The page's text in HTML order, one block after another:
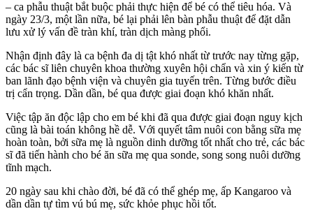
– ca phẫu thuật bắt buộc phải thực hiện để bé có thể tiêu hóa. Và
ngày 23/3, một lần nữa, bé lại phải lên bàn phẫu thuật để đặt dẫn
lưu xử lý vấn đề tràn khí, tràn dịch màng phổi.
Nhận định đây là ca bệnh đa dị tật khó nhất từ trước nay từng gặp,
các bác sĩ liên chuyên khoa thường xuyên hội chẩn và xin ý kiến từ
ban lãnh đạo bệnh viện và chuyên gia tuyến trên. Từng bước điều
trị cẩn trọng. Dần dần, bé qua được giai đoạn khó khăn nhất.
Việc tập ăn độc lập cho em bé khi đã qua được giai đoạn nguy kịch
cũng là bài toán không hề dễ. Với quyết tâm nuôi con bằng sữa mẹ
hoàn toàn, bởi sữa mẹ là nguồn dinh dưỡng tốt nhất cho trẻ, các bác
sĩ đã tiến hành cho bé ăn sữa mẹ qua sonde, song song nuôi dưỡng
tĩnh mạch.
20 ngày sau khi chào đời, bé đã có thể ghép mẹ, ấp Kangaroo và
dần dần tự tìm vú bú mẹ, sức khỏe phục hồi tốt.